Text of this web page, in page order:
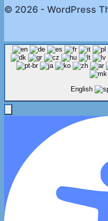
© 2026 - WordPress
English